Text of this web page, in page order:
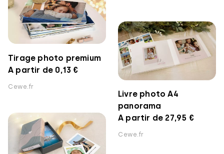
Tirage photo premium
A partir de 0,13 €
Cewe.fr
Livre photo A4
panorama
A partir de 27,95 €
Cewe.fr